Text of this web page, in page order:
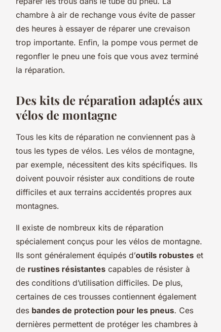
chambre à air de rechange vous évite de passer
des heures à essayer de réparer une crevaison
trop importante. Enfin, la pompe vous permet de
regonfler le pneu une fois que vous avez terminé
la réparation.
Des kits de réparation adaptés aux
vélos de montagne
Tous les kits de réparation ne conviennent pas à
tous les types de vélos. Les vélos de montagne,
par exemple, nécessitent des kits spécifiques. Ils
doivent pouvoir résister aux conditions de route
difficiles et aux terrains accidentés propres aux
montagnes.
Il existe de nombreux kits de réparation
spécialement conçus pour les vélos de montagne.
Ils sont généralement équipés d’outils robustes et
de rustines résistantes capables de résister à
des conditions d’utilisation difficiles. De plus,
certaines de ces trousses contiennent également
des bandes de protection pour les pneus. Ces
dernières permettent de protéger les chambres à